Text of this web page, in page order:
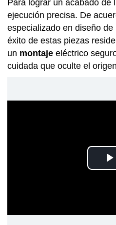
Para lograr un acabado de
ejecución precisa. De
especializado en diseño de
éxito de estas piezas
un montaje eléctrico
cuidada que oculte el